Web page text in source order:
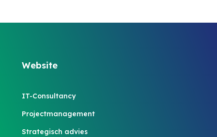
Website
IT-Consultancy
Projectmanagement
Strategisch advies